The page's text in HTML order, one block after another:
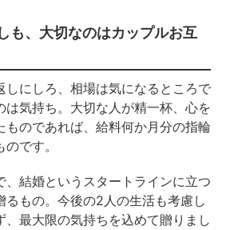
も、大切なのはカップルお互
しにしろ、相場は気になるところで
は気持ち。大切な人が精一杯、心を
ものであれば、給料何か月分の指輪
です。
、結婚というスタートラインに立つ
るもの。今後の2人の生活も考慮し
、最大限の気持ちを込めて贈りまし